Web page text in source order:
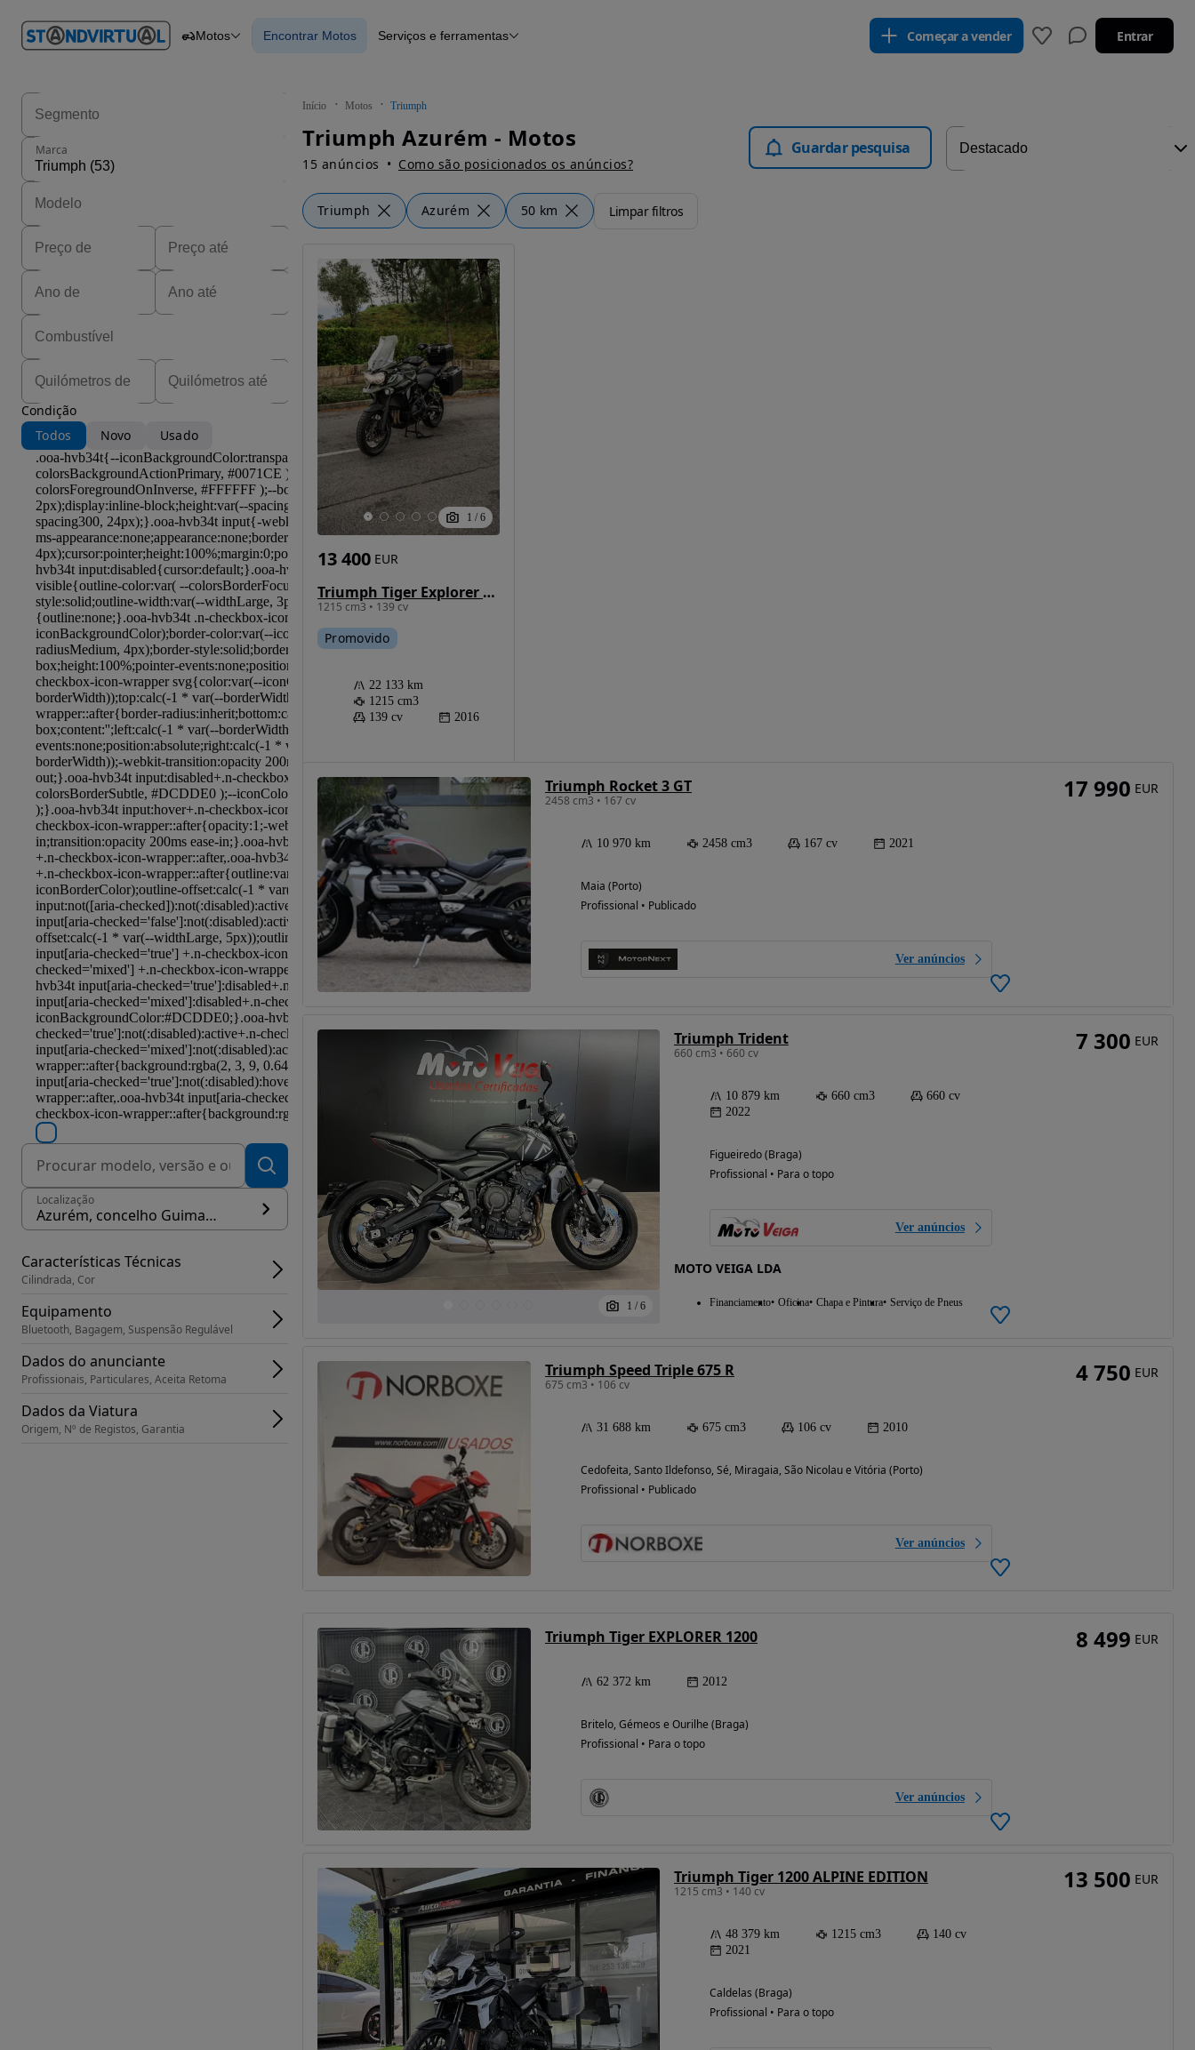
em
Carros Carros
Motos Encontrar Motos Serviços e ferramentas Começar a vender Entrar
Início Motos Triumph
Triumph Azurém - Motos
15 anúncios Como são posicionados os anúncios?
Guardar pesquisa
Triumph Azurém 50 km Limpar filtros
Marca
Condição
Todos
Novo Usado
financiamento
Localização
Azurém, concelho Guimarães
Características Técnicas
Cilindrada, Cor
Equipamento
Bluetooth, Bagagem, Suspensão Regulável
Dados do anunciante
Profissionais, Particulares, Aceita Retoma
Dados da Viatura
Origem, Nº de Registos, Garantia
1 / 6
Triumph Tiger Explorer XCA
1215 cm3 • 139 cv
13 400 EUR
Promovido
22 133 km
1215 cm3
139 cv
2016
Triumph Rocket 3 GT
2458 cm3 • 167 cv
10 970 km 2458 cm3 167 cv 2021
Maia (Porto)
Profissional • Publicado
Ver anúncios
17 990 EUR
1 / 6
Triumph Trident
660 cm3 • 660 cv
10 879 km 660 cm3
660 cv
2022
Figueiredo (Braga)
Profissional • Para o topo
Ver anúncios
MOTO VEIGA LDA
Financiamento Oficina Chapa e Pintura Serviço de Pneus
7 300 EUR
Triumph Speed Triple 675 R
675 cm3 • 106 cv
31 688 km 675 cm3 106 cv 2010
Cedofeita, Santo Ildefonso, Sé, Miragaia, São Nicolau e Vitória (Porto)
Profissional • Publicado
Ver anúncios
4 750 EUR
Triumph Tiger EXPLORER 1200
62 372 km 2012
Britelo, Gémeos e Ourilhe (Braga)
Profissional • Para o topo
Ver anúncios
8 499 EUR
Triumph Tiger 1200 ALPINE EDITION
1215 cm3 • 140 cv
48 379 km 1215 cm3
140 cv
2021
Caldelas (Braga)
Profissional • Para o topo
13 500 EUR